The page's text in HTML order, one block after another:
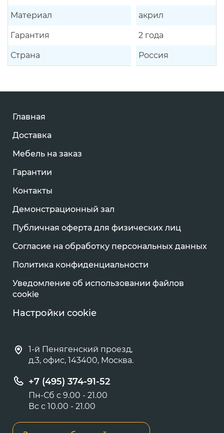
Материал акрил
Гарантия 2 года
Страна Россия
Главная
Доставка
Мебель на заказ
Гарантии
Контакты
Демонстрационный зал
Публичная оферта для физических лиц
Согласие на обработку персональных данных
Политика конфиденциальности
Уведомление об использовании файлов
cookie
Настройки cookie
1-й Пенягенский проезд,
д.3, офис, 143400, Москва.
+7 (495) 374-91-52
Пн-Сб с 9.00 - 21.00
Вс с 10.00 - 21.00